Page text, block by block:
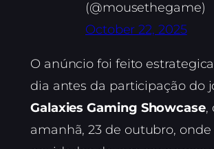
(@mousethegame)
October 22, 2025
O anúncio foi feito
dia antes da participação do
Galaxies Gaming Showcase,
amanhã, 23 de outubro, onde